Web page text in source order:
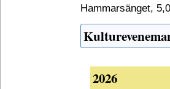
Hammarsänget,
2026